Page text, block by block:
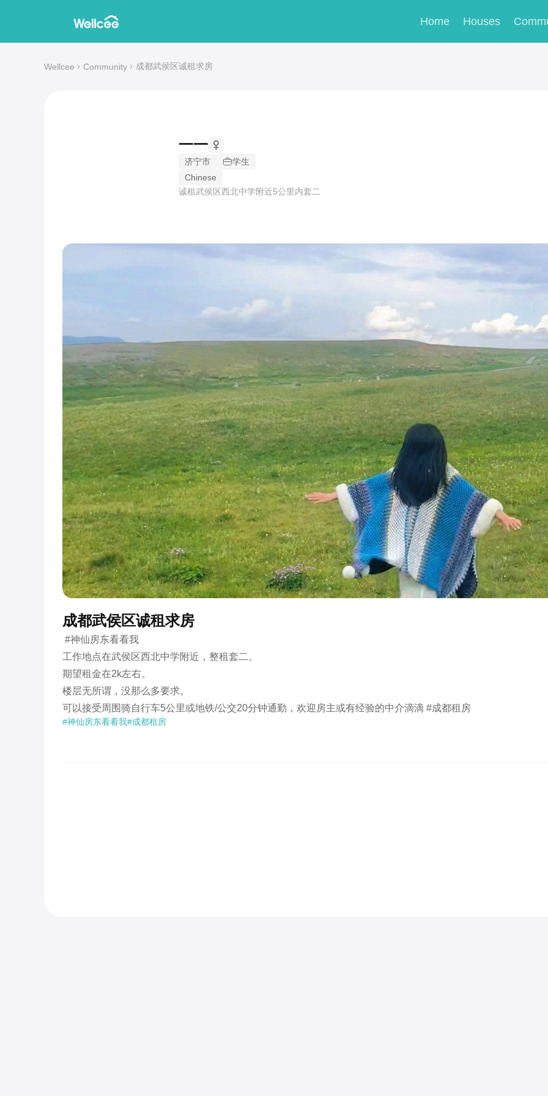
Home Houses
Wellcee Community 成都武侯区诚租求房
一一
济宁市
学生
Chinese
诚租武侯区西北中学附近5公里内套二
成都武侯区诚租求房
工作地点在武侯区西北中学附近，整租套二。
期望租金在2k左右。
楼层无所谓，没那么多要求。
可以接受周围骑自行车5公里或地铁/公交20分钟通勤，欢迎房主或有经验的中介滴滴 #成都租房
#神仙房东看看我#成都租房